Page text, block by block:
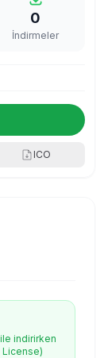
0
İndirmeler
ICO
indirirken
License)